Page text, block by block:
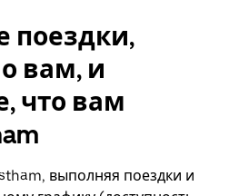
поездки,
вам, и
что вам
выполняя поездки и